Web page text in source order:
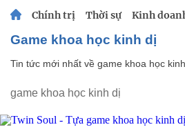
Chính trị Thời sự Kinh
game khoa học kinh dị
Tin tức mới nhất về game khoa học
game khoa học kinh dị